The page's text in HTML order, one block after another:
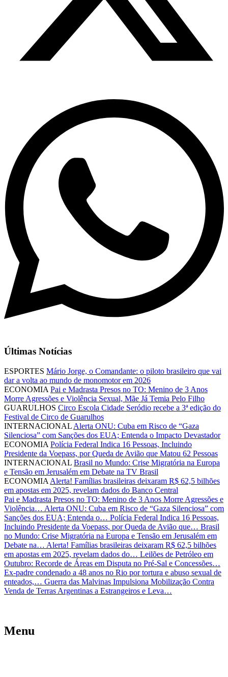
Últimas Notícias
ESPORTES Mário Jorge, o Comandante: o piloto brasileiro que vai
dar a volta ao mundo de monomotor em 2026
ECONOMIA Pai e Madrasta Presos no TO: Menino de 3 Anos
Morre Agressões e Violência Sexual, Mãe Já Temia Pelo Filho
GUARULHOS Circo Escola Cidade Seródio recebe a 3ª edição do
Festival de Circo de Guarulhos
INTERNACIONAL Alerta ONU: Cuba em Risco de “Gaza
Silenciosa” com Sanções dos EUA; Entenda o Impacto Devastador
ECONOMIA Polícia Federal Indica 16 Pessoas, Incluindo
Presidente da Voepass, por Queda de Avião que Matou 62 Pessoas
INTERNACIONAL Brasil no Mundo: Crise Migratória na Europa
e Tensão em Jerusalém em Debate na TV Brasil
ECONOMIA Alerta! Famílias brasileiras deixaram R$ 62,5 bilhões
em apostas em 2025, revelam dados do Banco Central
Pai e Madrasta Presos no TO: Menino de 3 Anos Morre Agressões e
Violência… Alerta ONU: Cuba em Risco de “Gaza Silenciosa” com
Sanções dos EUA; Entenda o… Polícia Federal Indica 16 Pessoas,
Incluindo Presidente da Voepass, por Queda de Avião que… Brasil
no Mundo: Crise Migratória na Europa e Tensão em Jerusalém em
Debate na… Alerta! Famílias brasileiras deixaram R$ 62,5 bilhões
em apostas em 2025, revelam dados do… Leilões de Petróleo em
Outubro: Recorde de Áreas em Disputa no Pré-Sal e Concessões…
Ex-padre condenado a 48 anos no Rio por tortura e abuso sexual de
enteados,… Guerra das Malvinas Impulsiona Mobilização Contra
Venda de Terras Argentinas a Estrangeiros e Leva…
Menu